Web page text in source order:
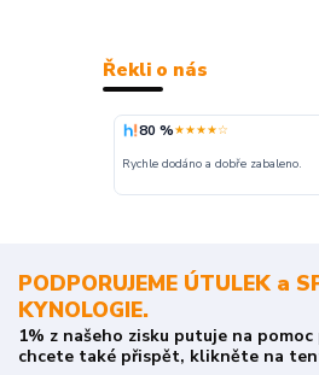
Řekli o nás
80 %★★★★☆
Rychle dodáno a dobře zabaleno.
PODPORUJEME ÚTULEK a
KYNOLOGIE.
1% z našeho zisku putuje na
chcete také přispět, klikněte na